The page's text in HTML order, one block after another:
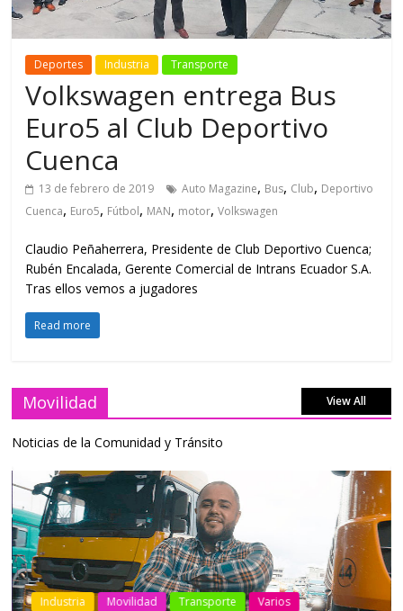
Deportes Industria Transporte
Volkswagen entrega Bus
Euro5 al Club Deportivo
Cuenca
13 de febrero de 2019 Auto Magazine, Bus, Club, Deportivo
Cuenca, Euro5, Fútbol, MAN, motor,Volkswagen
Claudio Peñaherrera, Presidente de Club Deportivo Cuenca;
Rubén Encalada, Gerente Comercial de Intrans Ecuador S.A.
Tras ellos vemos a jugadores
Read more
Movilidad View All
Noticias de la Comunidad y Tránsito
Industria Movilidad Transporte Varios